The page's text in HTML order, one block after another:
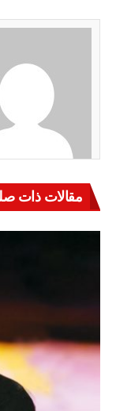
مقالات ذات صلة